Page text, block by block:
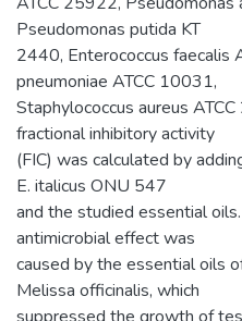
Pseudomonas putida KT
2440, Enterococcus
pneumoniae АТСС 10031,
Staphylococcus aureus
fractional inhibitory activity
(FIC) was calculated by
E. italicus ONU 547
and the studied essential
antimicrobial effect was
caused by the essential oils
Melissa officinalis, which